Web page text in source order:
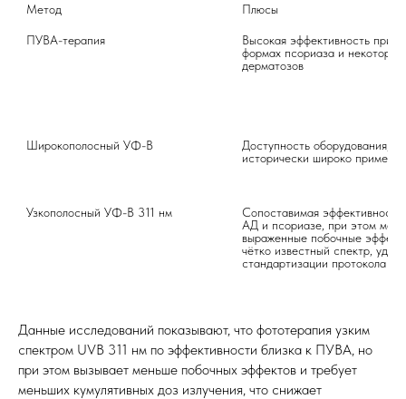
Метод Плюсы
ПУВА-терапия
Высокая эффективность при
формах псориаза и некоторых
дерматозов
Широкополосный УФ-B
Доступность оборудования,
исторически широко
Узкополосный УФ-B 311 нм
Сопоставимая эффективность
AД и псориазе, при этом
выраженные побочные
чётко известный спектр,
стандартизации протокола
Данные исследований показывают, что фототерапия узким
спектром UVB 311 нм по эффективности близка к ПУВА, но
при этом вызывает меньше побочных эффектов и требует
меньших кумулятивных доз излучения, что снижает